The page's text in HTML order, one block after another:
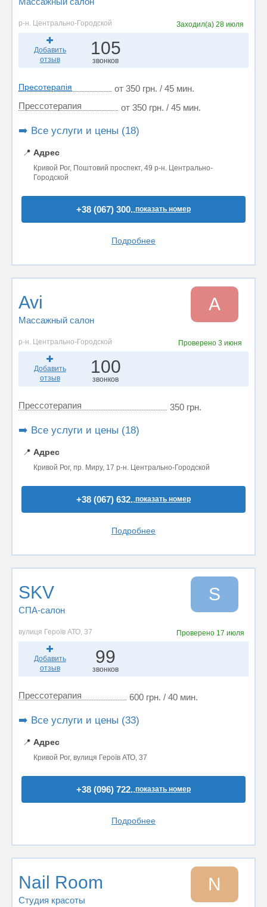
р-н. Центрально-Городской Заходил(а)28 июля
Добавить
отзыв
105
звонков
Пресотерапія
от 350 грн. / 45 мин.
Прессотерапия
от 350 грн. / 45 мин.
➡️ Все услуги и цены (18)
📍 Адрес
Кривой Рог, Поштовий проспект, 49 р-н. Центрально-
Городской
+38 (067) 300..показать номер
Подробнее
Avi
Массажный салон
A
р-н. Центрально-Городской Проверено3 июня
Добавить
отзыв
100
звонков
Прессотерапия 350 грн.
➡️ Все услуги и цены (18)
📍 Адрес
Кривой Рог, пр. Миру, 17 р-н. Центрально-Городской
+38 (067) 632..показать номер
Подробнее
SKV
СПА-салон
S
вулиця Героїв АТО, 37 Проверено 17 июля
Добавить
отзыв
99
звонков
Прессотерапия 600 грн. / 40 мин.
➡️ Все услуги и цены (33)
📍 Адрес
Кривой Рог, вулиця Героїв АТО, 37
+38 (096) 722..показать номер
Подробнее
Nail Room
Студия красоты
N